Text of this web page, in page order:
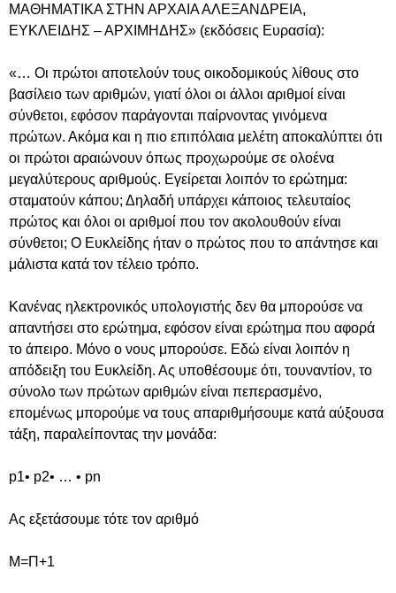
ΜΑΘΗΜΑΤΙΚΑ ΣΤΗΝ ΑΡΧΑΙΑ ΑΛΕΞΑΝΔΡΕΙΑ,
ΕΥΚΛΕΙΔΗΣ – ΑΡΧΙΜΗΔΗΣ» (εκδόσεις Ευρασία):
«… Οι πρώτοι αποτελούν τους οικοδομικούς λίθους στο
βασίλειο των αριθμών, γιατί όλοι οι άλλοι αριθμοί είναι
σύνθετοι, εφόσον παράγονται παίρνοντας γινόμενα
πρώτων. Ακόμα και η πιο επιπόλαια μελέτη αποκαλύπτει ότι
οι πρώτοι αραιώνουν όπως προχωρούμε σε ολοένα
μεγαλύτερους αριθμούς. Εγείρεται λοιπόν το ερώτημα:
σταματούν κάπου; Δηλαδή υπάρχει κάποιος τελευταίος
πρώτος και όλοι οι αριθμοί που τον ακολουθούν είναι
σύνθετοι; Ο Ευκλείδης ήταν ο πρώτος που το απάντησε και
μάλιστα κατά τον τέλειο τρόπο.
Κανένας ηλεκτρονικός υπολογιστής δεν θα μπορούσε να
απαντήσει στο ερώτημα, εφόσον είναι ερώτημα που αφορά
το άπειρο. Μόνο ο νους μπορούσε. Εδώ είναι λοιπόν η
απόδειξη του Ευκλείδη. Ας υποθέσουμε ότι, τουναντίον, το
σύνολο των πρώτων αριθμών είναι πεπερασμένο,
επομένως μπορούμε να τους απαριθμήσουμε κατά αύξουσα
τάξη, παραλείποντας την μονάδα:
p1• p2• … • pn
Aς εξετάσουμε τότε τον αριθμό
Μ=Π+1